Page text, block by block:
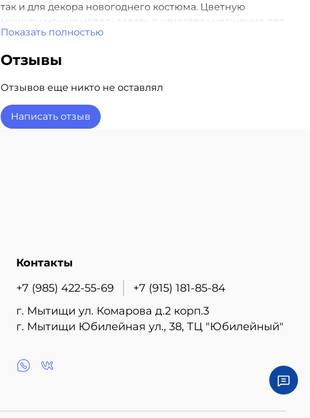
так и для декора новогоднего костюма. Цветную
мишуру можно использовать в качестве украшения для
новогодней фотозоны.
Показать полностью
Отзывы
Отзывов еще никто не оставлял
Написать отзыв
Контакты
+7 (985) 422-55-69
+7 (915) 181-85-84
г. Мытищи ул. Комарова д.2 корп.3
г. Мытищи Юбилейная ул., 38, ТЦ "Юбилейный"